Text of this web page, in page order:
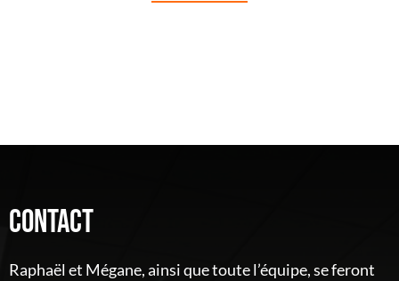
Contact
Raphaël et Mégane, ainsi que toute l’équipe, se feront